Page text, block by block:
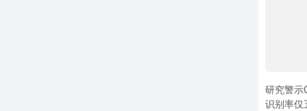
研究警示
识别率仅